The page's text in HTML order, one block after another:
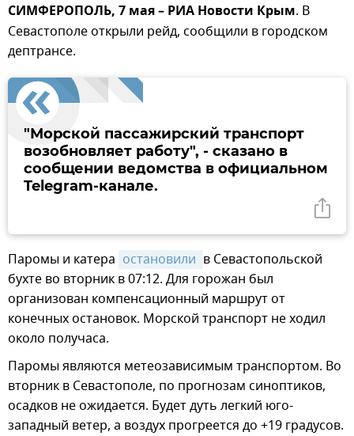
СИМФЕРОПОЛЬ, 7 мая – РИА Новости Крым. В
Севастополе открыли рейд, сообщили в городском
дептрансе.
"Морской пассажирский транспорт
возобновляет работу", - сказано в
сообщении ведомства в официальном
Telegram-канале.
Паромы и катера остановили в Севастопольской
бухте во вторник в 07:12. Для горожан был
организован компенсационный маршрут от
конечных остановок. Морской транспорт не ходил
около получаса.
Паромы являются метеозависимым транспортом. Во
вторник в Севастополе, по прогнозам синоптиков,
осадков не ожидается. Будет дуть легкий юго-
западный ветер, а воздух прогреется до +19 градусов.